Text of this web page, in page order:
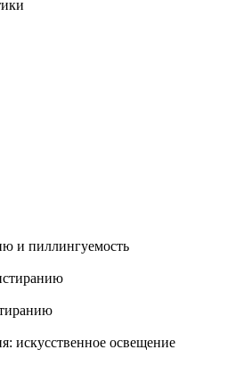
и пиллингуемость
искусственное освещение